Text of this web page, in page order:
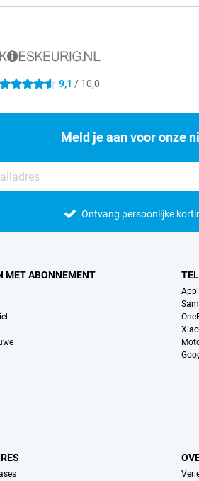
4.6 sterren 9,1 / 10,0
Meld je aan voor onze
Ontvang persoonlijke
MET ABONNEMENT